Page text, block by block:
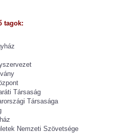
tagok:
Társaság
Társasága
Nemzeti Szövetsége